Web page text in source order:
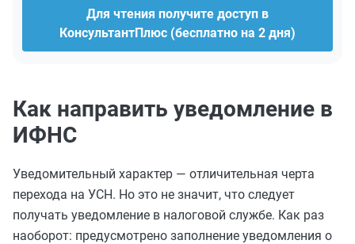
Для чтения получите доступ в
КонсультантПлюс (бесплатно на 2 дня)
Как направить уведомление в
ИФНС
Уведомительный характер — отличительная черта
перехода на УСН. Но это не значит, что следует
получать уведомление в налоговой службе. Как раз
наоборот: предусмотрено заполнение уведомления о